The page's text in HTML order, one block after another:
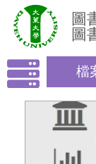
圖
圖
檔